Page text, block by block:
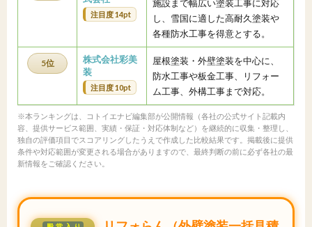
注目度 14pt
施設まで幅広い塗装工事に対応
し、雪国に適した高耐久塗装や
各種防水工事を得意とする。
5位
株式会社彩美
装
注目度 10pt
屋根塗装・外壁塗装を中心に、
防水工事や板金工事、リフォー
ム工事、外構工事まで対応。
※本ランキングは、コトイエナビ編集部が公開情報（各社の公式サイト記載内
容、提供サービス範囲、実績・保証・対応体制など）を継続的に収集・整理し、
独自の評価項目でスコアリングしたうえで作成した比較結果です。掲載後に提供
条件や対応範囲が変更される場合がありますので、最終判断の前に必ず各社の最
新情報をご確認ください。